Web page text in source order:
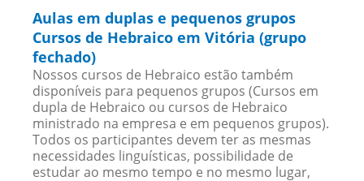
Aulas em duplas e pequenos grupos
Cursos de Hebraico em Vitória (grupo
fechado)
Nossos cursos de Hebraico estão também
disponíveis para pequenos grupos (Cursos em
dupla de Hebraico ou cursos de Hebraico
ministrado na empresa e em pequenos grupos).
Todos os participantes devem ter as mesmas
necessidades linguísticas, possibilidade de
estudar ao mesmo tempo e no mesmo lugar,